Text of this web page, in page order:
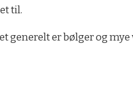
til.
generelt er bølger og